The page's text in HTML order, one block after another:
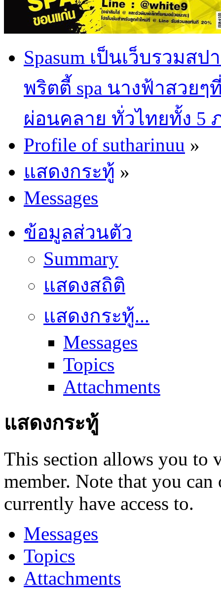
Spasum เป็นเว็บรวม
พริตตี้ spa นางฟ้าสวย
ผ่อนคลาย ทั่วไทยทั้ง 5
Profile of sutharinuu »
แสดงกระทู้ »
Messages
ข้อมูลส่วนตัว
Summary
แสดงสถิติ
แสดงกระทู้...
Messages
Topics
Attachments
แสดงกระทู้
This section allows you to
member. Note that you can
currently have access to.
Messages
Topics
Attachments